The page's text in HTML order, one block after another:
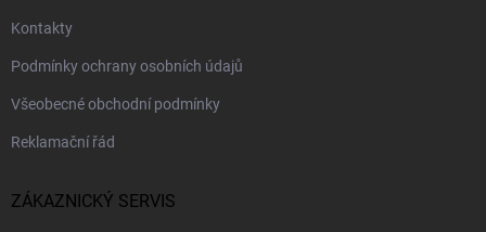
Kontakty
Podmínky ochrany osobních údajů
Všeobecné obchodní podmínky
Reklamační řád
ZÁKAZNICKÝ SERVIS